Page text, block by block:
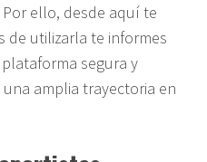
ello, desde aquí te
de utilizarla te informes
segura y
amplia trayectoria en